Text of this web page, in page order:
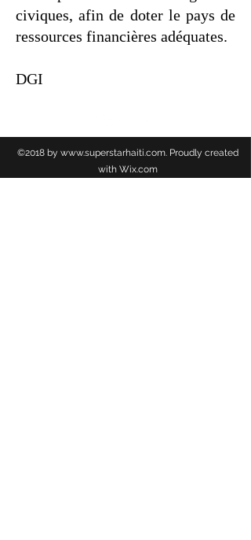
civiques, afin de doter le pays de
ressources financières adéquates.
DGI
©2018 by www.superstarhaiti.com. Proudly created
with Wix.com